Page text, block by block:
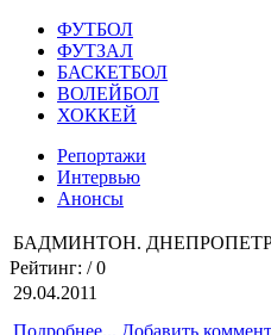
ФУТБОЛ
ФУТЗАЛ
БАСКЕТБОЛ
ВОЛЕЙБОЛ
ХОККЕЙ
Репортажи
Интервью
Анонсы
БАДМИНТОН.
Рейтинг: / 0
29.04.2011
Подробнее... Добавить